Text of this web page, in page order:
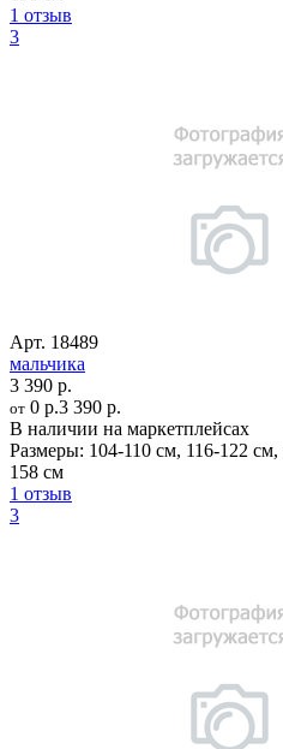
1 отзыв
3
Арт. 18489
мальчика
3 390 р.
от 0 р.3 390 р.
В наличии на маркетплейсах
Размеры: 104-110 см, 116-122 см,
158 см
1 отзыв
3